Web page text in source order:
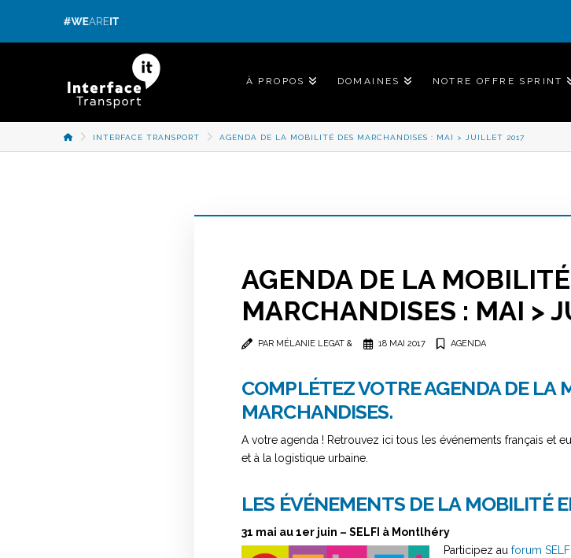
À PROPOS DOMAINES NOTRE OFFRE SPRINT
ACCUEILINTERFACE TRANSPORT AGENDA DE LA MOBILITÉ DES MARCHANDISES : MAI > JUILLET 2017
AGENDA DE LA
MARCHANDISES : MAI >
PAR MÉLANIE LEGAT & 18 MAI 2017 AGENDA
COMPLÉTEZ VOTRE AGENDA DE LA
MARCHANDISES.
A votre agenda ! Retrouvez ici tous les événements français et
et à la logistique urbaine.
LES ÉVÉNEMENTS DE LA MOBILITÉ
31 mai au 1er juin – SELFI à Montlhéry
Participez auforum SELFI